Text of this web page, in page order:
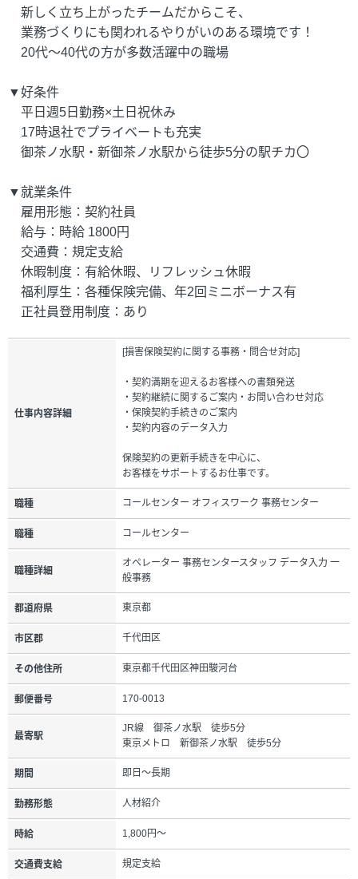
新しく立ち上がったチームだからこそ、
業務づくりにも関われるやりがいのある環境です！
20代～40代の方が多数活躍中の職場
▼好条件
平日週5日勤務×土日祝休み
17時退社でプライベートも充実
御茶ノ水駅・新御茶ノ水駅から徒歩5分の駅チカ〇
▼就業条件
雇用形態：契約社員
給与：時給 1800円
交通費：規定支給
休暇制度：有給休暇、リフレッシュ休暇
福利厚生：各種保険完備、年2回ミニボーナス有
正社員登用制度：あり
仕事内容詳細
[損害保険契約に関する事務・問合せ対応]
・契約満期を迎えるお客様への書類発送
・契約継続に関するご案内・お問い合わせ対応
・保険契約手続きのご案内
・契約内容のデータ入力
保険契約の更新手続きを中心に、
お客様をサポートするお仕事です。
職種 コールセンター オフィスワーク 事務センター
職種 コールセンター
職種詳細
オペレーター 事務センタースタッフ データ入力 一
般事務
都道府県 東京都
市区郡 千代田区
その他住所 東京都千代田区神田駿河台
郵便番号 170-0013
最寄駅
JR線 御茶ノ水駅 徒歩5分
東京メトロ 新御茶ノ水駅 徒歩5分
期間 即日～長期
勤務形態 人材紹介
時給 1,800円～
交通費支給 規定支給